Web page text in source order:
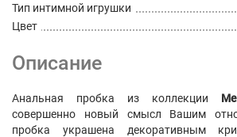
Тип интимной игрушки
Цвет
Описание
Анальная пробка из коллекции
совершенно новый смысл Вашим
пробка украшена декоративным